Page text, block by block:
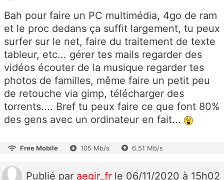
Bah pour faire un PC multimédia, 4go de ram
et le proc dedans ça suffit largement, tu peux
surfer sur le net, faire du traitement de texte
tableur, etc... gérer tes mails regarder des
vidéos écouter de la musique regarder tes
photos de familles, même faire un petit peu
de retouche via gimp, télécharger des
torrents.... Bref tu peux faire ce que font 80%
des gens avec un ordinateur en fait...
Free Mobile 105 Mb/s 6.51 Mb/s
Publié par aegir_fr le 06/11/2020 à 15h02